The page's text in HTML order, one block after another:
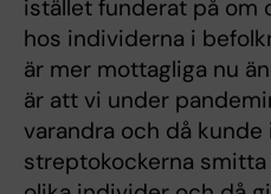
istället funderat på om
hos individerna i
är mer mottagliga nu
är att vi under
varandra och då
streptokockerna